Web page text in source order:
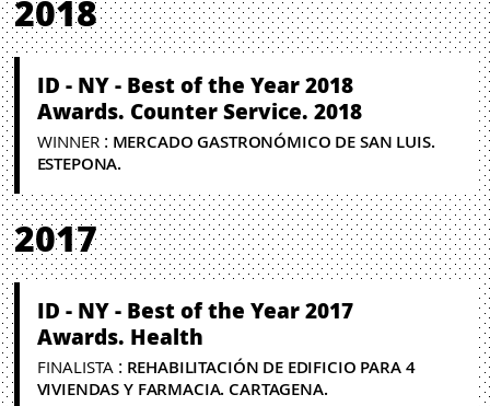
2018
ID - NY - Best of the Year 2018
Awards. Counter Service. 2018
WINNER: MERCADO GASTRONÓMICO DE SAN LUIS.
ESTEPONA.
2017
ID - NY - Best of the Year 2017
Awards. Health
FINALISTA: REHABILITACIÓN DE EDIFICIO PARA 4
VIVIENDAS Y FARMACIA. CARTAGENA.